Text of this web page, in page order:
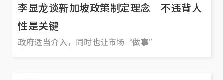
李显龙谈新加坡政策制定理念 不违背人
性是关键
政府适当介入，同时也让市场“做事”